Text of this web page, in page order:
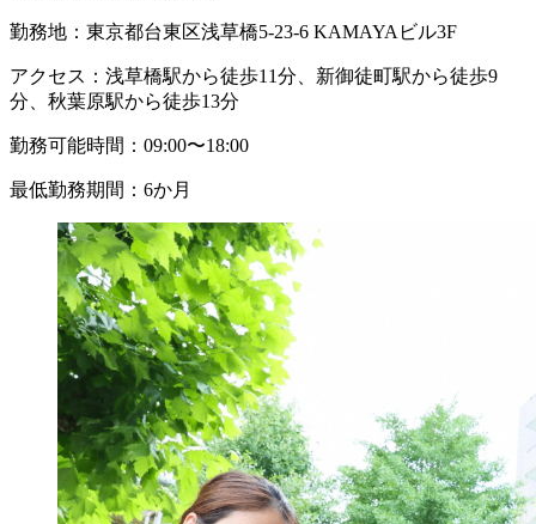
勤務地： 東京都台東区浅草橋5-23-6 KAMAYAビル3F
アクセス： 浅草橋駅から徒歩11分、新御徒町駅から徒歩9
分、秋葉原駅から徒歩13分
勤務可能時間： 09:00〜18:00
最低勤務期間： 6か月